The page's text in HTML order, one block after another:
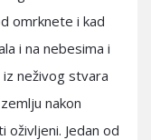
omrknete i kad
i na nebesima i
neživog stvara
nakon
Jedan od